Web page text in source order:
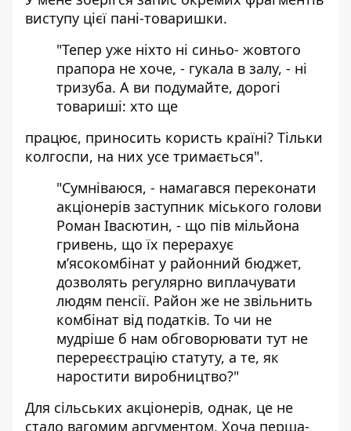
виступу цієї пані-товаришки.
"Тепер уже ніхто ні синьо- жовтого
прапора не хоче, - гукала в залу, - ні
тризуба. А ви подумайте, дорогі
товариші: хто ще
працює, приносить користь країні? Тільки
колгоспи, на них усе тримається".
"Сумніваюся, - намагався переконати
акціонерів заступник міського голови
Роман Івасютин, - що пів мільйона
гривень, що їх перерахує
м’ясокомбінат у районний бюджет,
дозволять регулярно виплачувати
людям пенсії. Район же не звільнить
комбінат від податків. То чи не
мудріше б нам обговорювати тут не
перереєстрацію статуту, а те, як
наростити виробництво?"
Для сільських акціонерів, однак, це не
стало вагомим аргументом. Хоча перша-